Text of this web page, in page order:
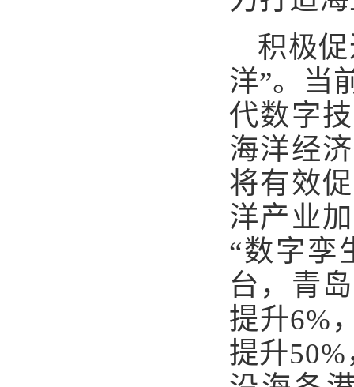
积极
洋”。当
代数字
海洋经
将有效
洋产业
“数字孪
台，青
提升6%
提升